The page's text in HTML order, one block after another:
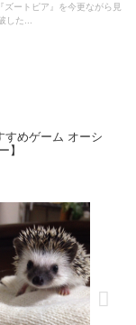
ズートピア』を今更ながら見
した...
すめゲーム オーシ
】